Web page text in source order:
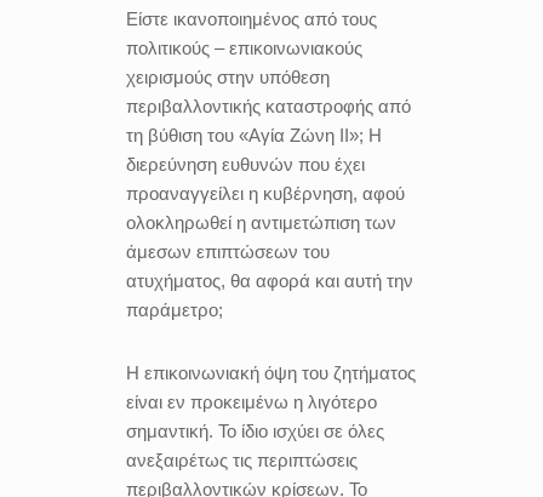
Είστε ικανοποιημένος από τους
πολιτικούς – επικοινωνιακούς
χειρισμούς στην υπόθεση
περιβαλλοντικής καταστροφής από
τη βύθιση του «Αγία Ζώνη ΙΙ»; Η
διερεύνηση ευθυνών που έχει
προαναγγείλει η κυβέρνηση, αφού
ολοκληρωθεί η αντιμετώπιση των
άμεσων επιπτώσεων του
ατυχήματος, θα αφορά και αυτή την
παράμετρο;
Η επικοινωνιακή όψη του ζητήματος
είναι εν προκειμένω η λιγότερο
σημαντική. Το ίδιο ισχύει σε όλες
ανεξαιρέτως τις περιπτώσεις
περιβαλλοντικών κρίσεων. Το